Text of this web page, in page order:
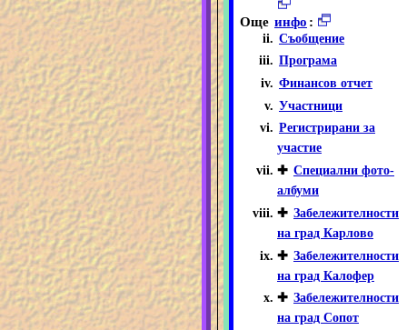
Още инфо :
Съобщение
Програма
Финансов отчет
Участници
Регистрирани за
участие
✚ Специални фото-
албуми
✚ Забележителности
на град Карлово
✚ Забележителности
на град Калофер
✚ Забележителности
на град Сопот